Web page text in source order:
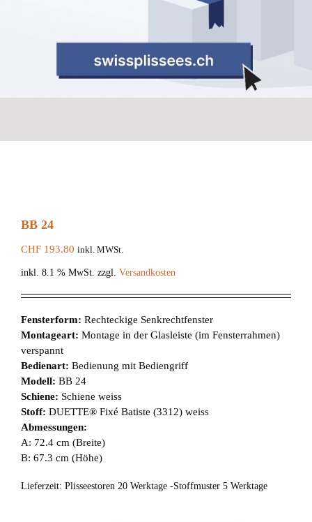
BB 24
CHF 193.80 inkl. MWSt.
inkl. 8.1 % MwSt. zzgl. Versandkosten
Fensterform: Rechteckige Senkrechtfenster
Montageart: Montage in der Glasleiste (im Fensterrahmen)
verspannt
Bedienart: Bedienung mit Bediengriff
Modell: BB 24
Schiene: Schiene weiss
Stoff: DUETTE® Fixé Batiste (3312) weiss
Abmessungen:
A: 72.4 cm (Breite)
B: 67.3 cm (Höhe)
Lieferzeit: Plisseestoren 20 Werktage -Stoffmuster 5 Werktage